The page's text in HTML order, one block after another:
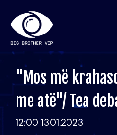
"Mos më
me atë"/ Tea
12:00 13.01.2023